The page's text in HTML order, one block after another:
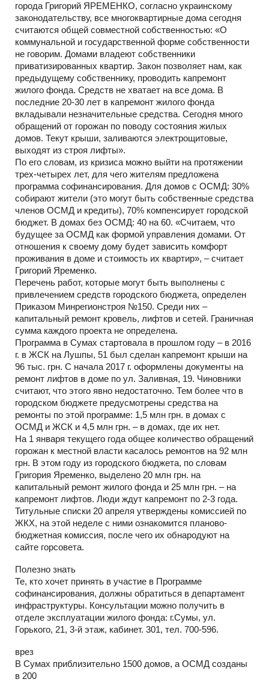
города Григорий ЯРЕМЕНКО, согласно украинскому
законодательству, все многоквартирные дома сегодня
считаются общей совместной собственностью: «О
коммунальной и государственной форме собственности
не говорим. Домами владеют собственники
приватизированных квартир. Закон позволяет нам, как
предыдущему собственнику, проводить капремонт
жилого фонда. Средств не хватает на все дома. В
последние 20-30 лет в капремонт жилого фонда
вкладывали незначительные средства. Сегодня много
обращений от горожан по поводу состояния жилых
домов. Текут крыши, заливаются электрощитовые,
выходят из строя лифты».
По его словам, из кризиса можно выйти на протяжении
трех-четырех лет, для чего жителям предложена
программа софинансирования. Для домов с ОСМД: 30%
собирают жители (это могут быть собственные средства
членов ОСМД и кредиты), 70% компенсирует городской
бюджет. В домах без ОСМД: 40 на 60. «Считаем, что
будущее за ОСМД как формой управления домами. От
отношения к своему дому будет зависить комфорт
проживания в доме и стоимость их квартир», – считает
Григорий Яременко.
Перечень работ, которые могут быть выполнены с
привлечением средств городского бюджета, определен
Приказом Минрегионстроя №150. Среди них –
капитальный ремонт кровель, лифтов и сетей. Граничная
сумма каждого проекта не определена.
Программа в Сумах стартовала в прошлом году – в 2016
г. в ЖСК на Лушпы, 51 был сделан капремонт крыши на
96 тыс. грн. С начала 2017 г. оформлены документы на
ремонт лифтов в доме по ул. Заливная, 19. Чиновники
считают, что этого явно недостаточно. Тем более что в
городском бюджете предусмотрены средства на
ремонты по этой программе: 1,5 млн грн. в домах с
ОСМД и ЖСК и 4,5 млн грн. – в домах, где их нет.
На 1 января текущего года общее количество обращений
горожан к местной власти касалось ремонтов на 92 млн
грн. В этом году из городского бюджета, по словам
Григория Яременко, выделено 20 млн грн. на
капитальный ремонт жилого фонда и 25 млн грн. – на
капремонт лифтов. Люди ждут капремонт по 2-3 года.
Титульные списки 20 апреля утверждены комиссией по
ЖКХ, на этой неделе с ними ознакомится планово-
бюджетная комиссия, после чего их обнародуют на
сайте горсовета.
Полезно знать
Те, кто хочет принять в участие в Программе
софинансирования, должны обратиться в департамент
инфраструктуры. Консультации можно получить в
отделе эксплуатации жилого фонда: г.Сумы, ул.
Горького, 21, 3-й этаж, кабинет. 301, тел. 700-596.
врез
В Сумах приблизительно 1500 домов, а ОСМД созданы
в 200